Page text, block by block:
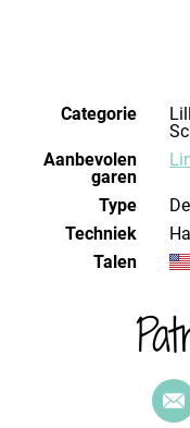
Categorie
Lilla Björn Crochet, Interieur,
Aanbevolen
garen
Type
Techniek
Talen